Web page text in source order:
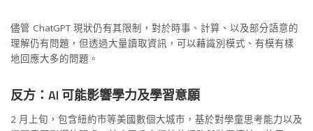
儘管 ChatGPT 現狀仍有其限制，對於時事、計算、以及部分語意的
理解仍有問題，但透過大量讀取資訊，可以藉識別模式、有模有樣
地回應大多的問題。
反方：AI 可能影響學力及學習意願
2 月上旬，包含紐約市等美國數個大城市，基於對學童思考能力以及